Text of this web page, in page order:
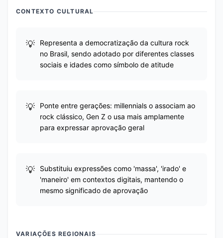
CONTEXTO CULTURAL
Representa a democratização da cultura rock
no Brasil, sendo adotado por diferentes classes
sociais e idades como símbolo de atitude
Ponte entre gerações: millennials o associam ao
rock clássico, Gen Z o usa mais amplamente
para expressar aprovação geral
Substituiu expressões como 'massa', 'irado' e
'maneiro' em contextos digitais, mantendo o
mesmo significado de aprovação
VARIAÇÕES REGIONAIS